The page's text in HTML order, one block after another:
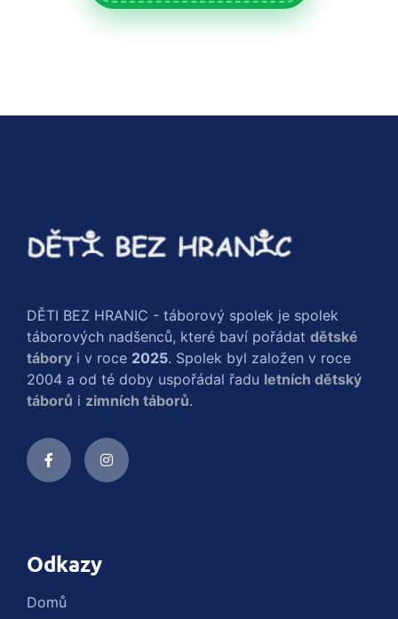
DĚTI BEZ HRANIC - táborový spolek je spolek
táborových nadšenců, které baví pořádat dětské
tábory i v roce 2025. Spolek byl založen v roce
2004 a od té doby uspořádal řadu letních dětský
táborů i zimních táborů.
Odkazy
Domů